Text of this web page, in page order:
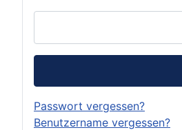
Passwort vergessen?
Benutzername vergessen?